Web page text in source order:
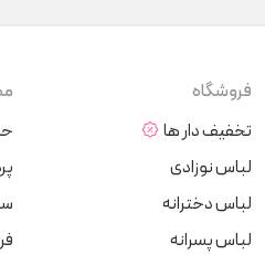
فروشگاه
تخفیف دار ها
لباس نوزادی
لباس دخترانه
لباس پسرانه